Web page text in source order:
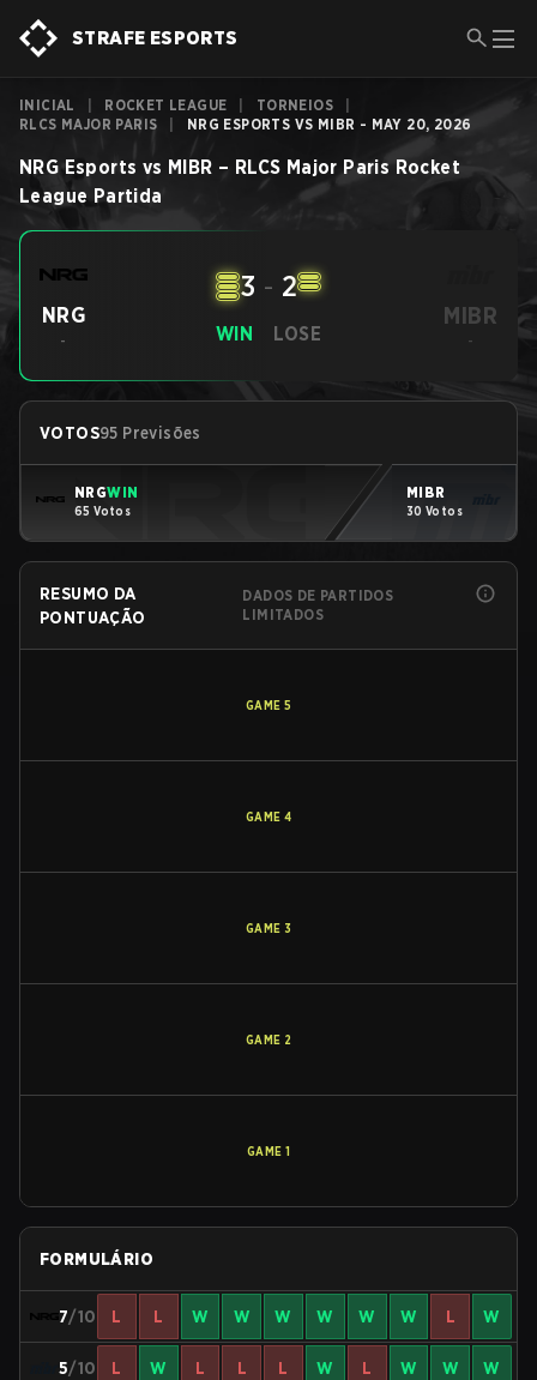
STRAFE ESPORTS
INICIAL ROCKET LEAGUE TORNEIOS
RLCS MAJOR PARIS
NRG ESPORTS VS MIBR - MAY 20, 2026
NRG Esports vs MIBR – RLCS Major Paris Rocket
League Partida
NRG
- WIN
3 - 2
LOSE
MIBR
-
VOTOS95 Previsões
NRGWIN
65 Votos
MIBR
30 Votos
RESUMO DA
PONTUAÇÃO
DADOS DE PARTIDOS
LIMITADOS
GAME 5
GAME 4
GAME 3
GAME 2
GAME 1
FORMULÁRIO
7/10 L L W W W W W W L W
5/10 L W L L L W L W W W